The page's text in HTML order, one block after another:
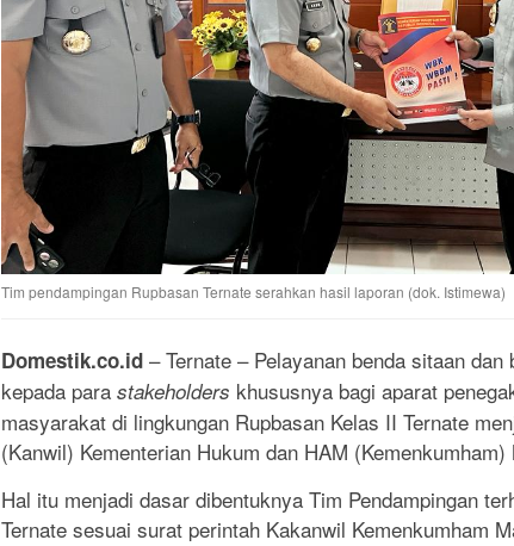
Tim pendampingan Rupbasan Ternate serahkan hasil laporan (dok. Istimewa)
Domestik.co.id – Ternate – Pelayanan benda sitaan
kepada para stakeholders khususnya bagi aparat
masyarakat di lingkungan Rupbasan Kelas II Ternate
(Kanwil) Kementerian Hukum dan HAM
Hal itu menjadi dasar dibentuknya Tim Pendampingan
Ternate sesuai surat perintah Kakanwil Kemenkumham